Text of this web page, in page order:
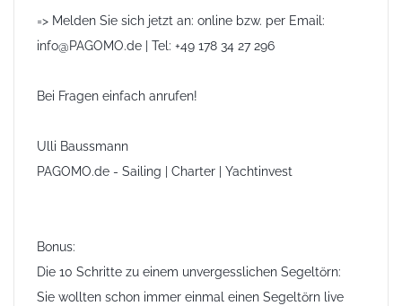
=> Melden Sie sich jetzt an: online bzw. per Email:
info@PAGOMO.de | Tel: +49 178 34 27 296
Bei Fragen einfach anrufen!
Ulli Baussmann
PAGOMO.de - Sailing | Charter | Yachtinvest
Bonus:
Die 10 Schritte zu einem unvergesslichen Segeltörn:
Sie wollten schon immer einmal einen Segeltörn live